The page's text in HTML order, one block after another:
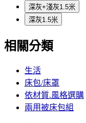
深灰+淺灰1.5米
深灰1.5米
相關分類
生活
床包/床罩
依材質.風格選購
兩用被床包組